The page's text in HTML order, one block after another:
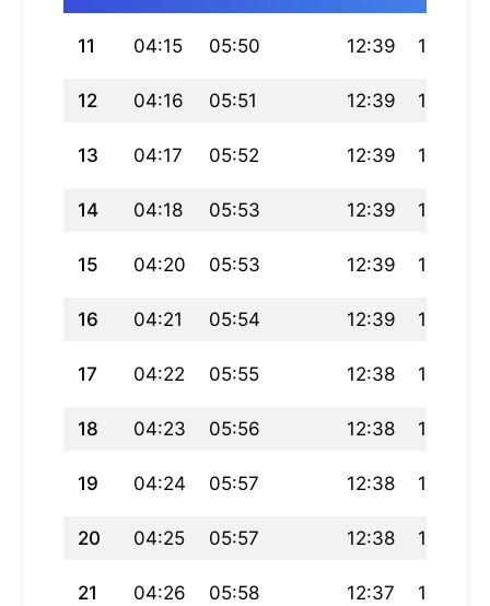
11 04:15 05:50 12:39 16:24
12 04:16 05:51 12:39 16:24
13 04:17 05:52 12:39 16:24
14 04:18 05:53 12:39 16:23
15 04:20 05:53 12:39 16:23
16 04:21 05:54 12:39 16:22
17 04:22 05:55 12:38 16:22
18 04:23 05:56 12:38 16:21
19 04:24 05:57 12:38 16:21
20 04:25 05:57 12:38 16:20
21 04:26 05:58 12:37 16:20